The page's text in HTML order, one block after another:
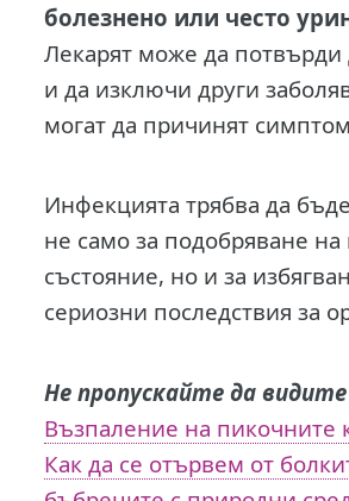
болезнено или често
Лекарят може да потвърди
и да изключи други
могат да причинят
Инфекцията трябва да
не само за подобряване
състояние, но и за
сериозни последствия за
Не пропускайте да
Възпаление на пикочните
Как да се отървем от